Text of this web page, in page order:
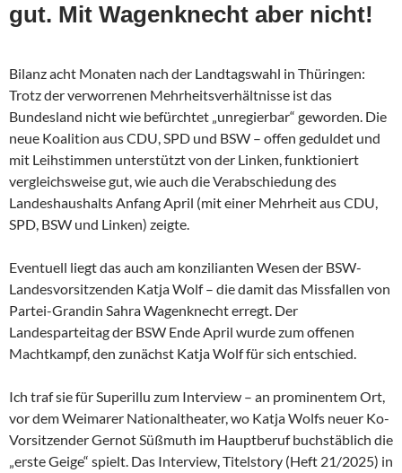
gut. Mit Wagenknecht aber nicht!
Bilanz acht Monaten nach der Landtagswahl in Thüringen:
Trotz der verworrenen Mehrheitsverhältnisse ist das
Bundesland nicht wie befürchtet „unregierbar“ geworden. Die
neue Koalition aus CDU, SPD und BSW – offen geduldet und
mit Leihstimmen unterstützt von der Linken, funktioniert
vergleichsweise gut, wie auch die Verabschiedung des
Landeshaushalts Anfang April (mit einer Mehrheit aus CDU,
SPD, BSW und Linken) zeigte.
Eventuell liegt das auch am konzilianten Wesen der BSW-
Landesvorsitzenden Katja Wolf – die damit das Missfallen von
Partei-Grandin Sahra Wagenknecht erregt. Der
Landesparteitag der BSW Ende April wurde zum offenen
Machtkampf, den zunächst Katja Wolf für sich entschied.
Ich traf sie für Superillu zum Interview – an prominentem Ort,
vor dem Weimarer Nationaltheater, wo Katja Wolfs neuer Ko-
Vorsitzender Gernot Süßmuth im Hauptberuf buchstäblich die
„erste Geige“ spielt. Das Interview, Titelstory (Heft 21/2025) in